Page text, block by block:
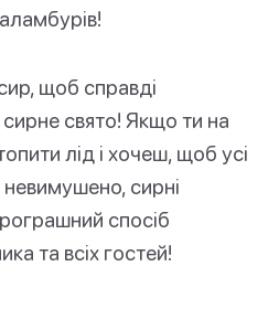
щоб справді
свято! Якщо ти на
лід і хочеш, щоб усі
сирні
спосіб
та всіх гостей!